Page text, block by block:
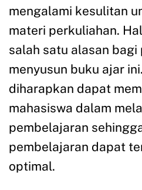
mengalami kesulitan
materi perkuliahan.
salah satu alasan bagi
menyusun buku ajar
diharapkan dapat
mahasiswa dalam
pembelajaran
pembelajaran dapat
optimal.